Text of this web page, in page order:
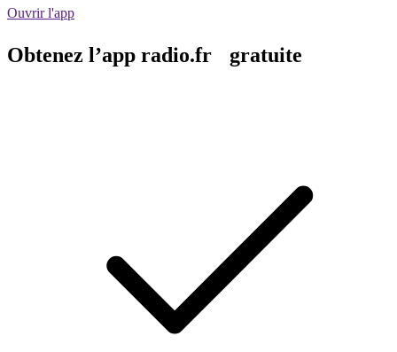
Ouvrir l'app
Obtenez l’app radio.fr gratuite